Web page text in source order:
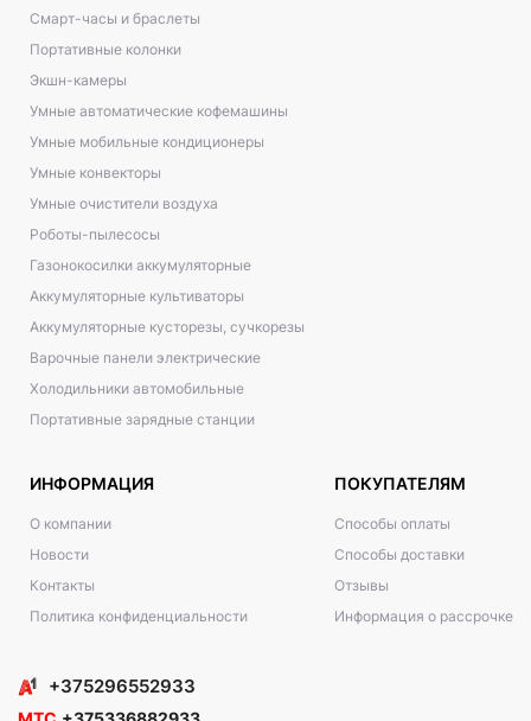
Смарт-часы и браслеты
Портативные колонки
Экшн-камеры
Умные автоматические кофемашины
Умные мобильные кондиционеры
Умные конвекторы
Умные очистители воздуха
Роботы-пылесосы
Газонокосилки аккумуляторные
Аккумуляторные культиваторы
Аккумуляторные кусторезы, сучкорезы
Варочные панели электрические
Холодильники автомобильные
Портативные зарядные станции
ИНФОРМАЦИЯ
О компании
Новости
Контакты
Политика конфиденциальности
ПОКУПАТЕЛЯМ
Способы оплаты
Способы доставки
Отзывы
Информация о рассрочке
+375296552933